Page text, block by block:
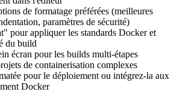
de formatage préférées (meilleures
paramètres de sécurité)
pour appliquer les standards Docker et
du build
écran pour les builds multi-étapes
de containerisation complexes
pour le déploiement ou intégrez-la aux
Docker